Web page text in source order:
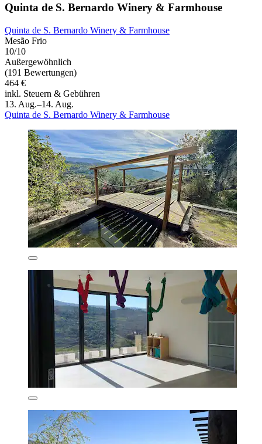
Quinta de S. Bernardo Winery & Farmhouse
Quinta de S. Bernardo Winery & Farmhouse
Mesão Frio
10/10
Außergewöhnlich
(191 Bewertungen)
464 €
inkl. Steuern & Gebühren
13. Aug.–14. Aug.
Quinta de S. Bernardo Winery & Farmhouse